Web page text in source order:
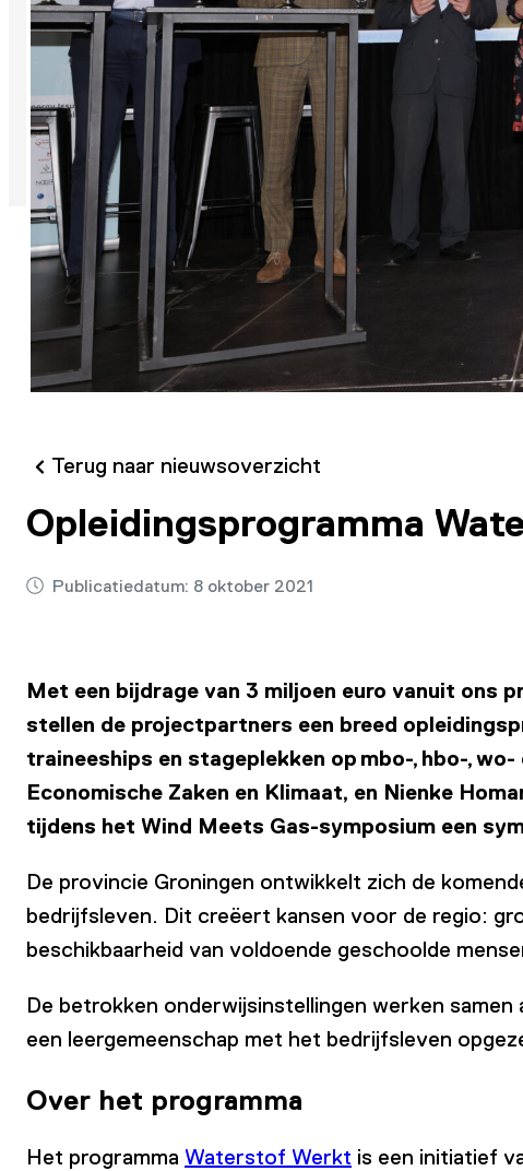
Terug naar nieuwsoverzicht
Opleidingsprogramma
Publicatiedatum: 8 oktober 2021
Met een bijdrage van 3 miljoen euro vanuit
stellen de projectpartners een breed
traineeships en stageplekken op mbo-, hbo-,
Economische Zaken en Klimaat, en Nienke
tijdens het Wind Meets Gas-symposium een
De provincie Groningen ontwikkelt zich de
bedrijfsleven. Dit creëert kansen voor de regio:
beschikbaarheid van voldoende geschoolde
De betrokken onderwijsinstellingen werken
een leergemeenschap met het bedrijfsleven
Over het programma
Het programma Waterstof Werkt is een initiatief